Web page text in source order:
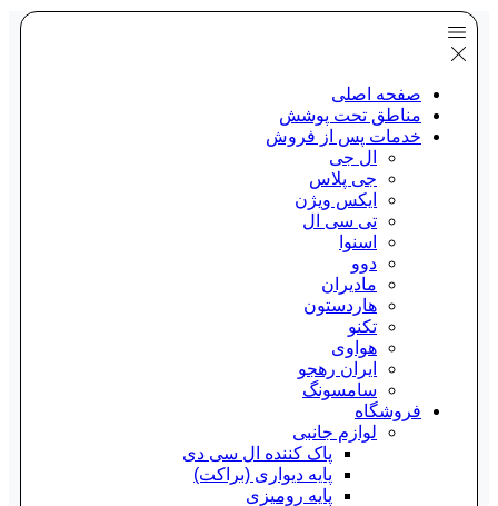
صفحه اصلی
مناطق تحت پوشش
خدمات پس از فروش
ال جی
جی پلاس
ایکس ویژن
تی سی ال
اسنوا
دوو
مادیران
هاردستون
تکنو
هواوی
ایران رهجو
سامسونگ
فروشگاه
لوازم جانبی
پاک کننده ال سی دی
پایه دیواری (براکت)
پایه رومیزی